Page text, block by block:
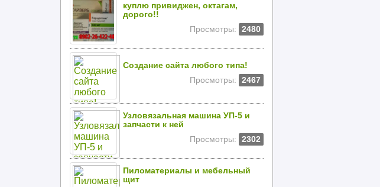
куплю привиджен, октагам,
дорого!!
Просмотры:
2480
Создание сайта любого типа!
Просмотры:
2467
Узловязальная машина УП-5 и
запчасти к ней
Просмотры:
2302
Пиломатериалы и мебельный
щит